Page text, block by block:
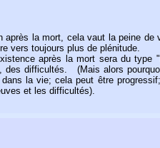
après la mort, cela vaut la peine de
vers toujours plus de plénitude.
après la mort sera du type
des difficultés. (Mais alors
la vie; cela peut être
et les difficultés).